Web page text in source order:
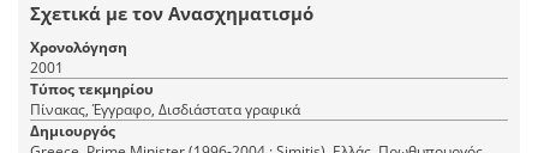
Σχετικά με τον Ανασχηματισμό
Χρονολόγηση
2001
Τύπος τεκμηρίου
Πίνακας, Έγγραφο, Δισδιάστατα γραφικά
Δημιουργός